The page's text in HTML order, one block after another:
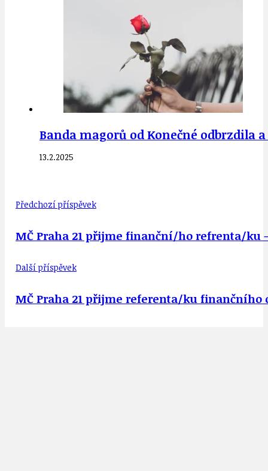
Banda magorů od Konečné odbrzdila
13.2.2025
Předchozí příspěvek
MČ Praha 21 přijme finanční/ho refrenta/ku
Další příspěvek
MČ Praha 21 přijme referenta/ku finančního